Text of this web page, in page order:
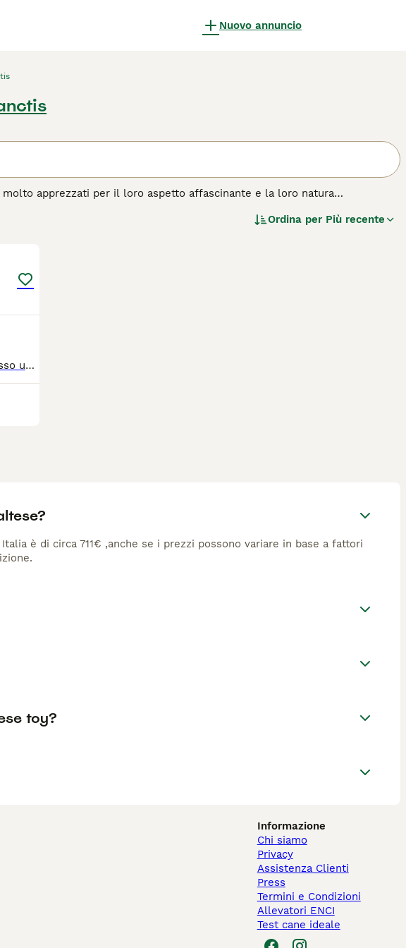
Nuovo annuncio
apprezzati per il loro aspetto affascinante e la loro natura
la sua piccola statura, ha una personalità prorompente ed è una vera
su questa razza di cane.
Ordina per Più recente
Ho trovato questo cane abbandonato l’ ho lavato e gli hi messo un collare per le pulci , cerco una famiglia che se ne può prendere cura , il cane penso abbia circa 11 anni ed è molto affettuoso, è un maltese maschio e bianco con occhi marroni ho messo il prezzo perché non mi fa andare avanti con l’ annuncio ma io lo regalo , non sono una persona perditempo e ci tengo tanto a queste cose , vorrei una famiglia che può prendersene cura
è di circa 711€ ,anche se i prezzi possono variare in base a fattori
toy?
Informazione
Chi siamo
Privacy
Assistenza Clienti
Press
Termini e Condizioni
Allevatori ENCI
Test cane ideale